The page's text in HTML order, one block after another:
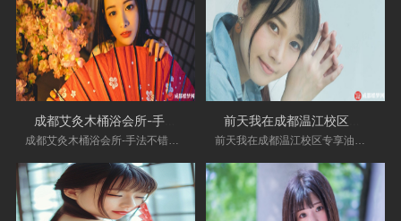
成都艾灸木桶浴会所-手法不错。环境很nice，高端 前天我在成都温江校区专享油压会所门店,手法各